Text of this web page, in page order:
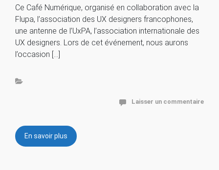
Ce Café Numérique, organisé en collaboration avec la
Flupa, l’association des UX designers francophones,
une antenne de l’UxPA, l’association internationale des
UX designers. Lors de cet événement, nous aurons
l’occasion […]
Laisser un commentaire
En savoir plus